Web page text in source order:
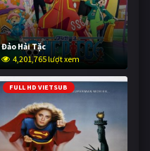
Đảo Hải Tặc
4,201,765 lượt xem
FULL HD VIETSUB